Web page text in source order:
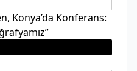
Konya’da Konferans: